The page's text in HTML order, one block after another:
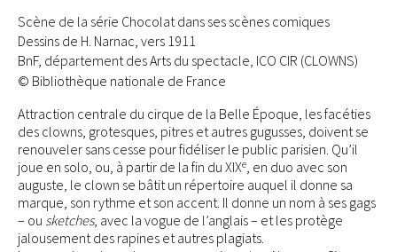
Scène de la série Chocolat dans ses scènes comiques
Dessins de H. Narnac, vers 1911
BnF, département des Arts du spectacle, ICO CIR (CLOWNS)
© Bibliothèque nationale de France
Attraction centrale du cirque de la Belle Époque, les facéties
des clowns, grotesques, pitres et autres gugusses, doivent se
renouveler sans cesse pour fidéliser le public parisien. Qu’il
joue en solo, ou, à partir de la fin du XIXe, en duo avec son
auguste, le clown se bâtit un répertoire auquel il donne sa
marque, son rythme et son accent. Il donne un nom à ses gags
– ou sketches, avec la vogue de l’anglais – et les protège
jalousement des rapines et autres plagiats.